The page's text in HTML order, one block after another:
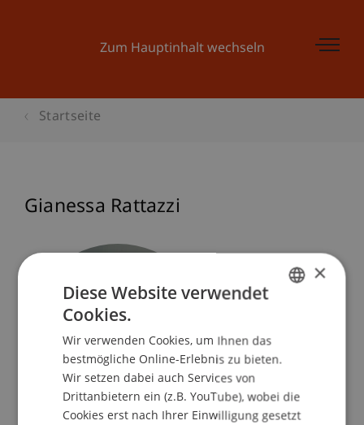
Zum Hauptinhalt wechseln
Startseite
Gianessa Rattazzi
×
Diese Website verwendet
Cookies.
Wir verwenden Cookies, um Ihnen das
bestmögliche Online-Erlebnis zu bieten.
Wir setzen dabei auch Services von
Drittanbietern ein (z.B. YouTube), wobei die
Cookies erst nach Ihrer Einwilligung gesetzt